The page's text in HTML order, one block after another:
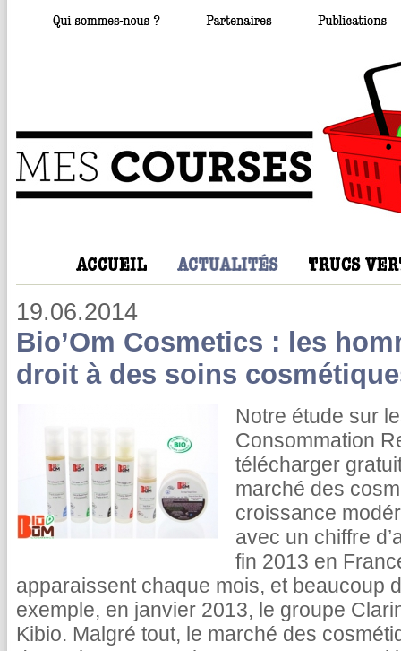
19.06.2014
Bio’Om Cosmetics : les
droit à des soins
Notre étude sur
Consommation
télécharger
marché des
croissance
avec un chiffre
fin 2013 en
apparaissent chaque mois, et beaucoup
exemple, en janvier 2013, le groupe
Kibio. Malgré tout, le marché des